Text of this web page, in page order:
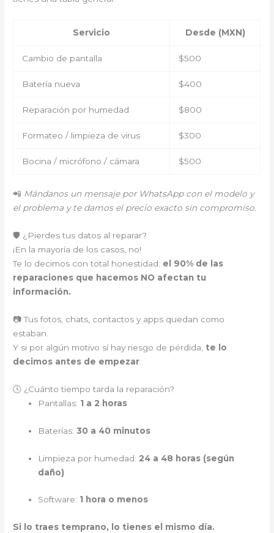
Servicio Desde (MXN)
Cambio de pantalla $500
Batería nueva $400
Reparación por humedad $800
Formateo / limpieza de virus $300
Bocina / micrófono / cámara $500
📲 Mándanos un mensaje por WhatsApp con el modelo y
el problema y te damos el precio exacto sin compromiso.
🛡️ ¿Pierdes tus datos al reparar?
¡En la mayoría de los casos, no!
Te lo decimos con total honestidad: el 90% de las
reparaciones que hacemos NO afectan tu
información.
📷 Tus fotos, chats, contactos y apps quedan como
estaban.
Y si por algún motivo sí hay riesgo de pérdida, te lo
decimos antes de empezar
🕓 ¿Cuánto tiempo tarda la reparación?
Pantallas: 1 a 2 horas
Baterías:30 a 40 minutos
Limpieza por humedad: 24 a 48 horas (según
daño)
Software: 1 hora o menos
Si lo traes temprano, lo tienes el mismo día.